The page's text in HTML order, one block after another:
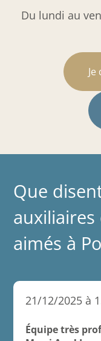
Du lundi au
Que
auxiliaires
aimés à
21/12/2025 à
Équipe très